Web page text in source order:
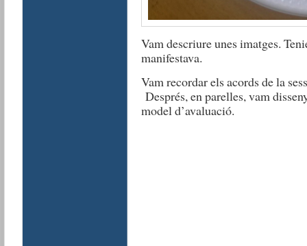
Vam descriure unes imatges.
manifestava.
Vam recordar els acords de la
Després, en parelles, vam
model d’avaluació.